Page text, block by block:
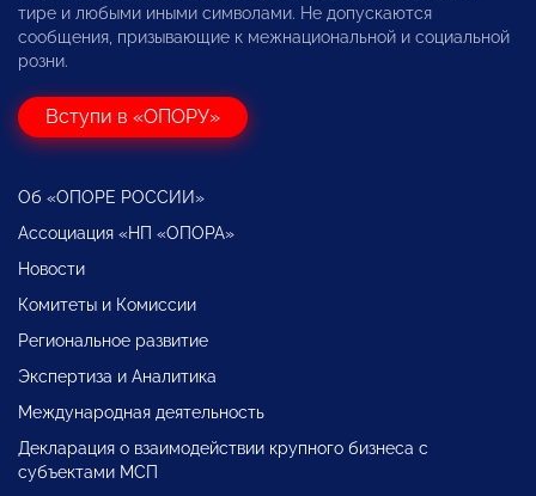
тире и любыми иными символами. Не допускаются
сообщения, призывающие к межнациональной и социальной
розни.
Вступи в «ОПОРУ»
Об «ОПОРЕ РОССИИ»
Ассоциация «НП «ОПОРА»
Новости
Комитеты и Комиссии
Региональное развитие
Экспертиза и Аналитика
Международная деятельность
Декларация о взаимодействии крупного бизнеса с
субъектами МСП